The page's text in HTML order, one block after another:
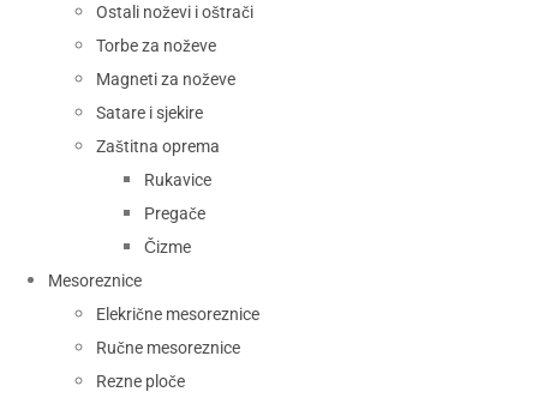
Ostali noževi i oštrači
Torbe za noževe
Magneti za noževe
Satare i sjekire
Zaštitna oprema
Rukavice
Pregače
Čizme
Mesoreznice
Elekrične mesoreznice
Ručne mesoreznice
Rezne ploče